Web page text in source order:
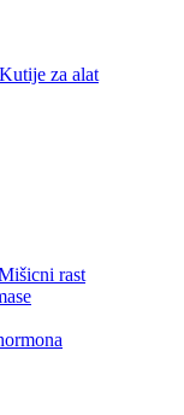
Kutije za alat
rast